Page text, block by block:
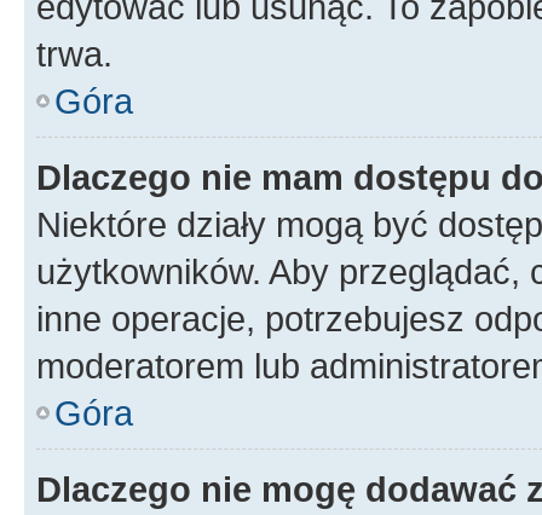
trwa.
Góra
Dlaczego nie mam dostępu
Niektóre działy mogą być
użytkowników. Aby
inne operacje, potrzebujesz
moderatorem lub
Góra
Dlaczego nie mogę dodawać